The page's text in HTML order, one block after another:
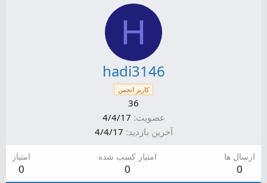
H
hadi3146
کاربر انجمن
36
عضویت 4/4/17
آخرین بازدید 4/4/17
ارسال ها
0
امتیاز کسب شده
0
امتیاز
0